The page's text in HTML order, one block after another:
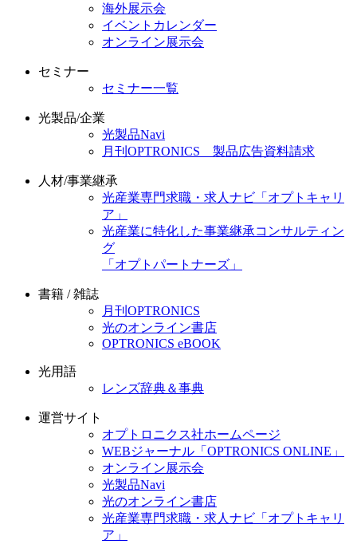
海外展示会
イベントカレンダー
オンライン展示会
セミナー
セミナー一覧
光製品/企業
光製品Navi
月刊OPTRONICS 製品広告資料請求
人材/事業継承
光産業専門求職・求人ナビ「オプトキャリ
ア」
光産業に特化した事業継承コンサルティン
グ
「オプトパートナーズ」
書籍 / 雑誌
月刊OPTRONICS
光のオンライン書店
OPTRONICS eBOOK
光用語
レンズ辞典＆事典
運営サイト
オプトロニクス社ホームページ
WEBジャーナル「OPTRONICS ONLINE」
オンライン展示会
光製品Navi
光のオンライン書店
光産業専門求職・求人ナビ「オプトキャリ
ア」